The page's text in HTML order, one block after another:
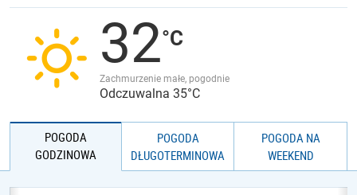
JAKOŚĆ POWIETRZA32
Zachmurzenie małe, pogodnie
Odczuwalna 35°C
POGODA
GODZINOWA
POGODA
DŁUGOTERMINOWA
POGODA NA
WEEKEND